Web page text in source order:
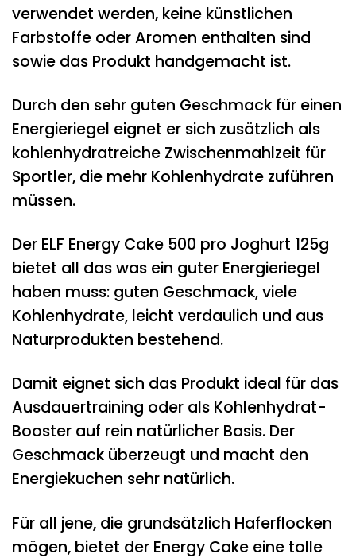
verwendet werden, keine künstlichen
Farbstoffe oder Aromen enthalten sind
sowie das Produkt handgemacht ist.
Durch den sehr guten Geschmack für einen
Energieriegel eignet er sich zusätzlich als
kohlenhydratreiche Zwischenmahlzeit für
Sportler, die mehr Kohlenhydrate zuführen
müssen.
Der ELF Energy Cake 500 pro Joghurt 125g
bietet all das was ein guter Energieriegel
haben muss: guten Geschmack, viele
Kohlenhydrate, leicht verdaulich und aus
Naturprodukten bestehend.
Damit eignet sich das Produkt ideal für das
Ausdauertraining oder als Kohlenhydrat-
Booster auf rein natürlicher Basis. Der
Geschmack überzeugt und macht den
Energiekuchen sehr natürlich.
Für all jene, die grundsätzlich Haferflocken
mögen, bietet der Energy Cake eine tolle